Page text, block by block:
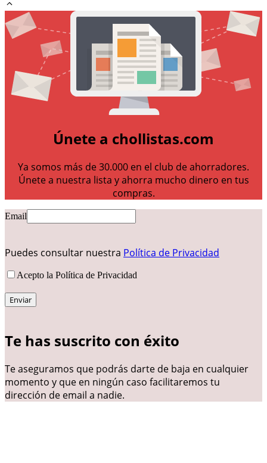
Únete a chollistas.com
Ya somos más de 30.000 en el club de ahorradores.
Únete a nuestra lista y ahorra mucho dinero en tus
compras.
Email
Puedes consultar nuestra Política de Privacidad
Acepto la Política de Privacidad
Te has suscrito con éxito
Te aseguramos que podrás darte de baja en cualquier
momento y que en ningún caso facilitaremos tu
dirección de email a nadie.